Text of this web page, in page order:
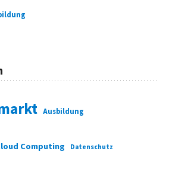
Ausbildung
Computing Datenschutz